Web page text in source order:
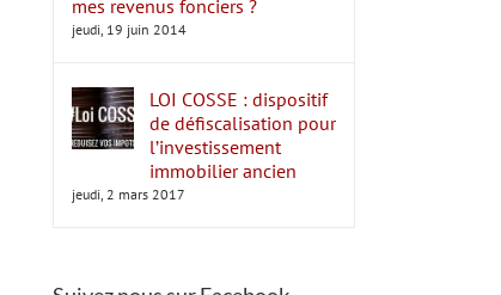
mes revenus fonciers ?
jeudi, 19 juin 2014
LOI COSSE : dispositif
de défiscalisation pour
l’investissement
immobilier ancien
jeudi, 2 mars 2017